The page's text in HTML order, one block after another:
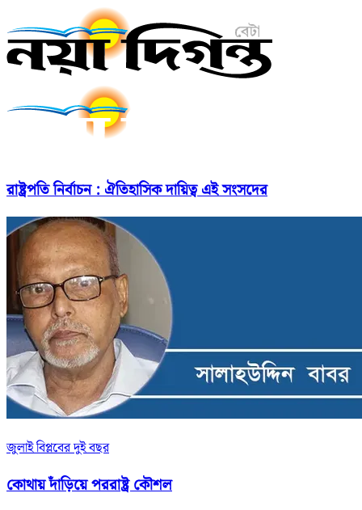
রাষ্ট্রপতি নির্বাচন : ঐতিহাসিক দায়িত্ব এই সংসদের
জুলাই বিপ্লবের দুই বছর
কোথায় দাঁড়িয়ে পররাষ্ট্র কৌশল